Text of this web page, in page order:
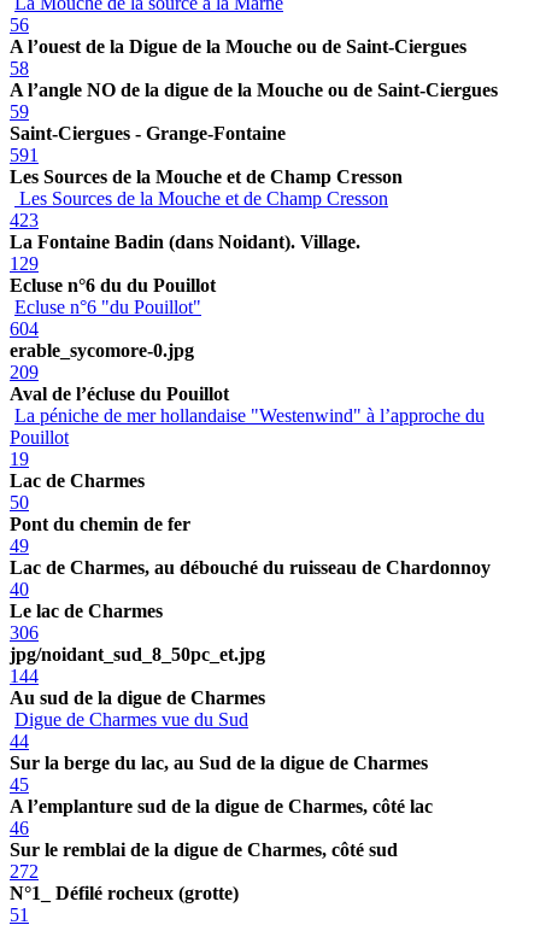
56
A l’ouest de la Digue de la Mouche ou de Saint-Ciergues
58
A l’angle NO de la digue de la Mouche ou de Saint-Ciergues
59
Saint-Ciergues - Grange-Fontaine
591
Les Sources de la Mouche et de Champ Cresson
Les Sources de la Mouche et de Champ Cresson
423
La Fontaine Badin (dans Noidant). Village.
129
Ecluse n°6 du du Pouillot
Ecluse n°6 "du Pouillot"
604
erable_sycomore-0.jpg
209
Aval de l’écluse du Pouillot
La péniche de mer hollandaise "Westenwind" à l’approche du
Pouillot
19
Lac de Charmes
50
Pont du chemin de fer
49
Lac de Charmes, au débouché du ruisseau de Chardonnoy
40
Le lac de Charmes
306
jpg/noidant_sud_8_50pc_et.jpg
144
Au sud de la digue de Charmes
Digue de Charmes vue du Sud
44
Sur la berge du lac, au Sud de la digue de Charmes
45
A l’emplanture sud de la digue de Charmes, côté lac
46
Sur le remblai de la digue de Charmes, côté sud
272
N°1_ Défilé rocheux (grotte)
51